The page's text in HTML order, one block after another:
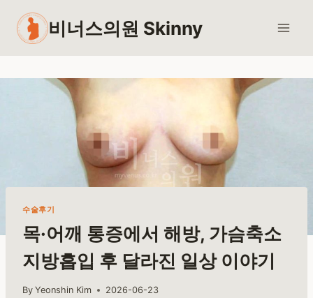
content
비너스의원 Skinny
수술후기
목·어깨 통증에서 해방, 가슴축소
지방흡입 후 달라진 일상 이야기
By Yeonshin Kim 2026-06-23